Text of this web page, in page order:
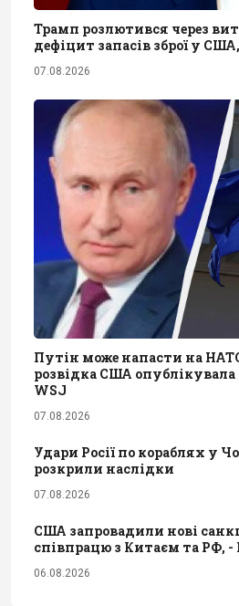
Трамп розлютився через
дефіцит запасів зброї у
07.08.2026
Путін може напасти на
розвідка США
WSJ
07.08.2026
Удари Росії по кораблях у
розкрили наслідки
07.08.2026
США запровадили нові
співпрацю з Китаєм та РФ, -
06.08.2026